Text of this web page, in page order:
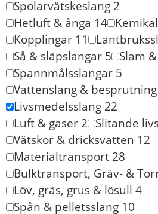
Spolarvätskeslang 2
Hetluft & ånga 14
Kopplingar 11
Så & släpslangar 5 Slam
Spannmålsslangar 5
Vattenslang & besprutning
Livsmedelsslang 22
Luft & gaser 2 Slitande
Vätskor & dricksvatten 12
Materialtransport 28
Bulktransport, Gräv- &
Löv, gräs, grus & lösull 4
Spån & pelletsslang 10